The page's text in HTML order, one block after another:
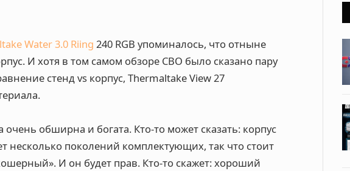
Water 3.0 Riing 240 RGB упоминалось, что отныне
И хотя в том самом обзоре СВО было сказано пару
стенд vs корпус, Thermaltake View 27
обширна и богата. Кто-то может сказать: корпус
несколько поколений комплектующих, так что стоит
И он будет прав. Кто-то скажет: хороший